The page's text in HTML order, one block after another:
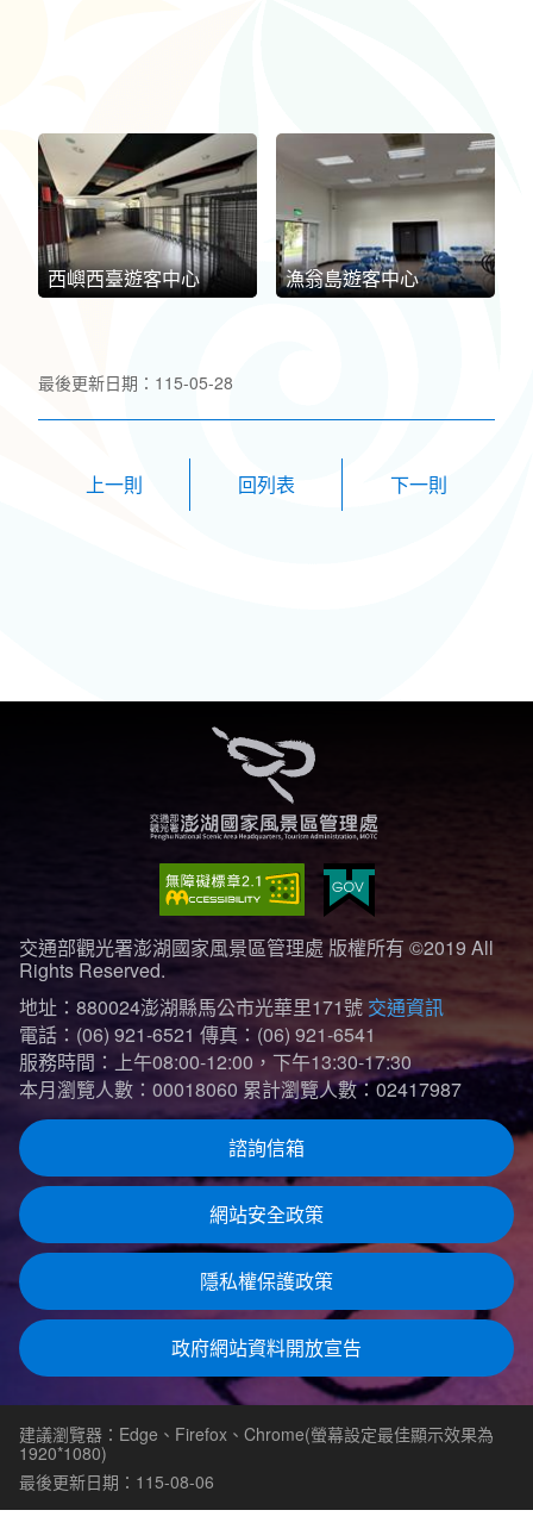
西嶼西臺遊客中心 漁翁島遊客中心
最後更新日期：115-05-28
上一則 下一則
交通部觀光署澎湖國家風景區管理處 版權所有 ©2019 All
Rights Reserved.
地址：880024澎湖縣馬公市光華里171號 交通資訊
電話：(06) 921-6521 傳真：(06) 921-6541
服務時間：上午08:00-12:00，下午13:30-17:30
本月瀏覽人數：00018060 累計瀏覽人數：02417987
諮詢信箱
網站安全政策
隱私權保護政策
政府網站資料開放宣告
建議瀏覽器：Edge、Firefox、Chrome(螢幕設定最佳顯示效果為
1920*1080)
最後更新日期：115-08-06